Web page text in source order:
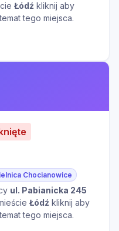
Łódź kliknij aby
tego miejsca.
Chocianowice
ul. Pabianicka 245
Łódź kliknij aby
tego miejsca.